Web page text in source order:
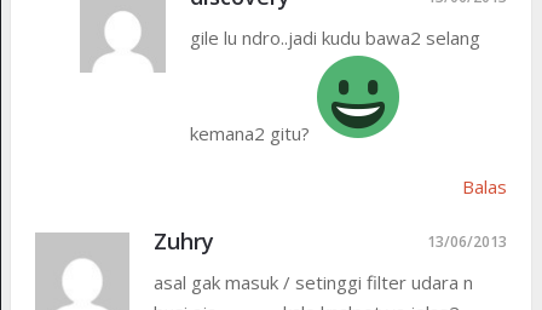
gile lu ndro..jadi kudu bawa2 selang
kemana2 gitu?
Balas
Zuhry 13/06/2013
asal gak masuk / setinggi filter udara n